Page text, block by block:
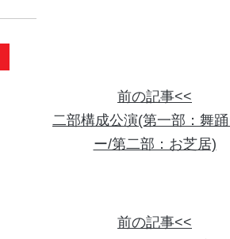
前の記事<<
二部構成公演(第一部：舞踊
ー/第二部：お芝居)
前の記事<<